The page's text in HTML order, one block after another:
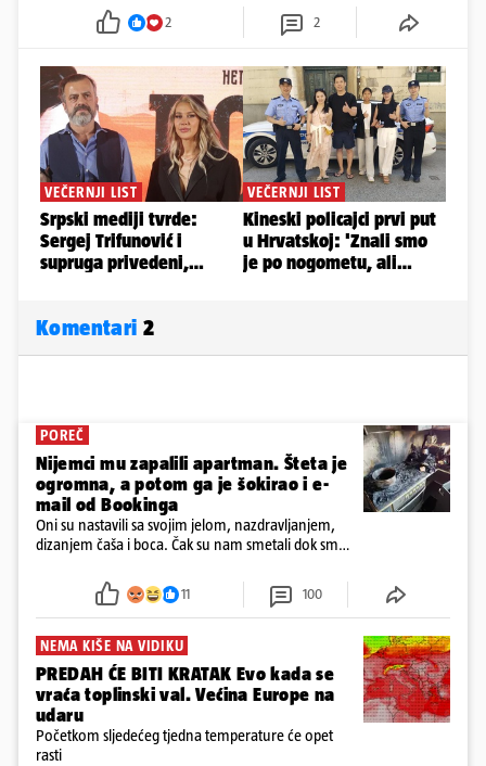
2 2
Komentari 2
POREČ
Nijemci mu zapalili apartman. Šteta je
ogromna, a potom ga je šokirao i e-
mail od Bookinga
Oni su nastavili sa svojim jelom, nazdravljanjem,
dizanjem čaša i boca. Čak su nam smetali dok smo
požar, rekao je vlasnik
11 100
NEMA KIŠE NA VIDIKU
PREDAH ĆE BITI KRATAK Evo kada se
vraća toplinski val. Većina Europe na
udaru
Početkom sljedećeg tjedna temperature će opet
rasti